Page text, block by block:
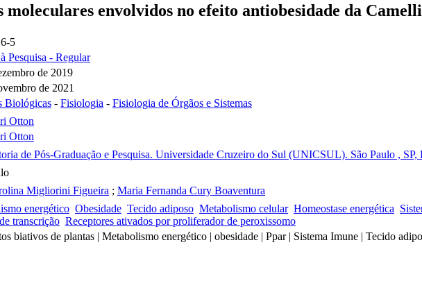
moleculares envolvidos no efeito antiobesidade da
5
Pesquisa - Regular
de 2019
de 2021
Biológicas - Fisiologia - Fisiologia de Órgãos e Sistemas
Otton
Otton
de Pós-Graduação e Pesquisa. Universidade Cruzeiro do Sul (UNICSUL). São Paulo , SP,
Migliorini Figueira ; Maria Fernanda Cury Boaventura
energético Obesidade Tecido adiposo Metabolismo celular Homeostase energética
transcrição Receptores ativados por proliferador de peroxissomo
biativos de plantas | Metabolismo energético | obesidade | Ppar | Sistema Imune | Tecido